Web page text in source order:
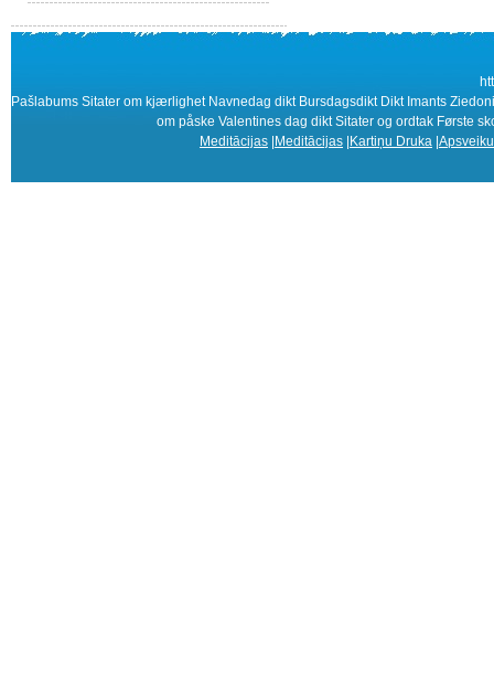
Pašlabums Sitater om kjærlighet Navnedag dikt Bursdagsdikt Dikt Imants
om påske Valentines dag dikt Sitater og ordtak Første
Meditācijas Meditācijas Kartiņu Druka